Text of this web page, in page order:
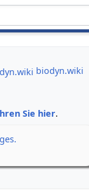
biodyn.wiki
Sie hier.